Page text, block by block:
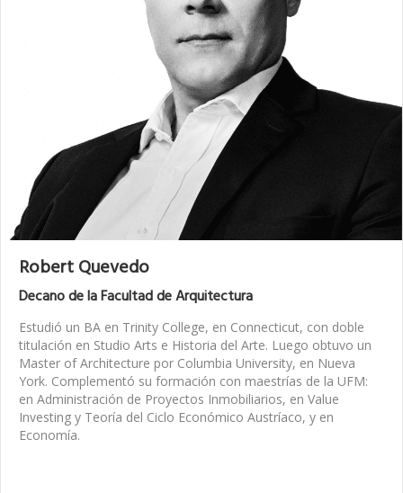
Robert Quevedo
Decano de la Facultad de Arquitectura
Estudió un BA en Trinity College, en Connecticut, con doble
titulación en Studio Arts e Historia del Arte. Luego obtuvo un
Master of Architecture por Columbia University, en Nueva
York. Complementó su formación con maestrías de la UFM:
en Administración de Proyectos Inmobiliarios, en Value
Investing y Teoría del Ciclo Económico Austríaco, y en
Economía.